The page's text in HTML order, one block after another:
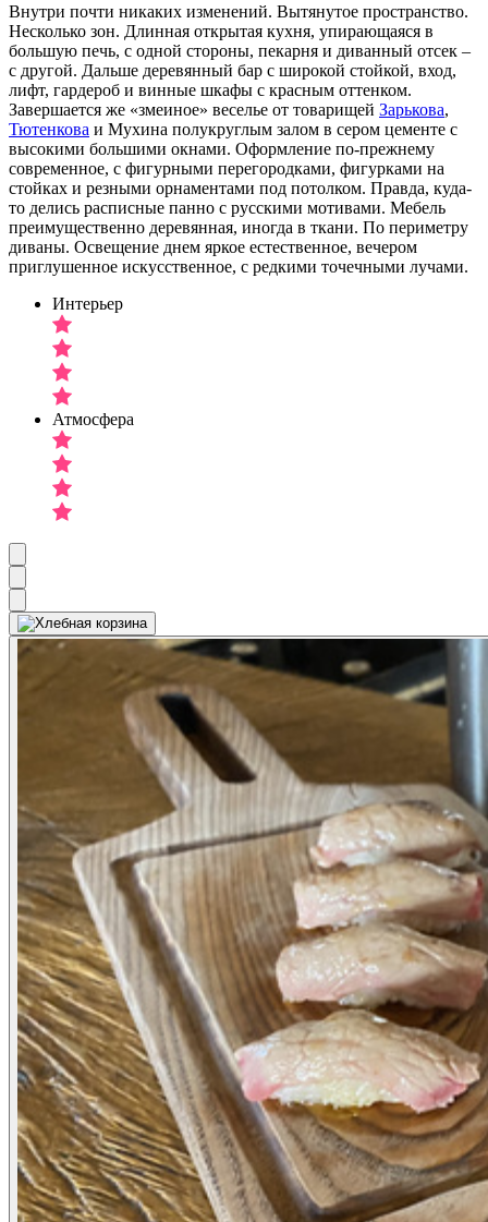
Внутри почти никаких изменений. Вытянутое пространство.
Несколько зон. Длинная открытая кухня, упирающаяся в
большую печь, с одной стороны, пекарня и диванный отсек –
с другой. Дальше деревянный бар с широкой стойкой, вход,
лифт, гардероб и винные шкафы с красным оттенком.
Завершается же «змеиное» веселье от товарищей Зарькова,
Тютенкова и Мухина полукруглым залом в сером цементе с
высокими большими окнами. Оформление по-прежнему
современное, с фигурными перегородками, фигурками на
стойках и резными орнаментами под потолком. Правда, куда-
то делись расписные панно с русскими мотивами. Мебель
преимущественно деревянная, иногда в ткани. По периметру
диваны. Освещение днем яркое естественное, вечером
приглушенное искусственное, с редкими точечными лучами.
Интерьер
Атмосфера